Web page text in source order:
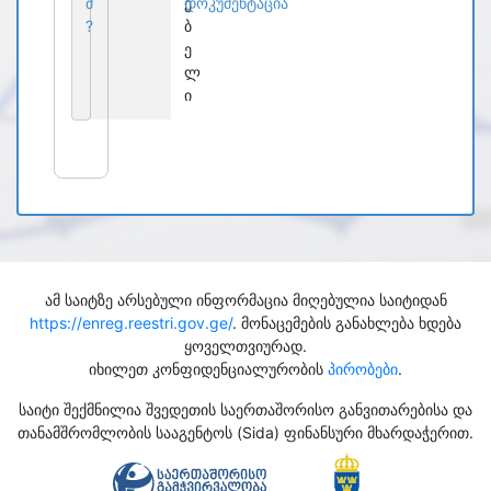
?
ბ
ე
ლ
ი
ამ საიტზე არსებული ინფორმაცია მიღებულია საიტიდან
https://enreg.reestri.gov.ge/. მონაცემების განახლება ხდება
ყოველთვიურად.
იხილეთ კონფიდენციალურობის პირობები.
საიტი შექმნილია შვედეთის საერთაშორისო განვითარებისა და
თანამშრომლობის სააგენტოს (Sida) ფინანსური მხარდაჭერით.